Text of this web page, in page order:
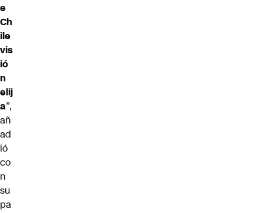
e
Ch
ile
vis
ió
n
elij
a”,
añ
ad
ió
co
n
su
pa